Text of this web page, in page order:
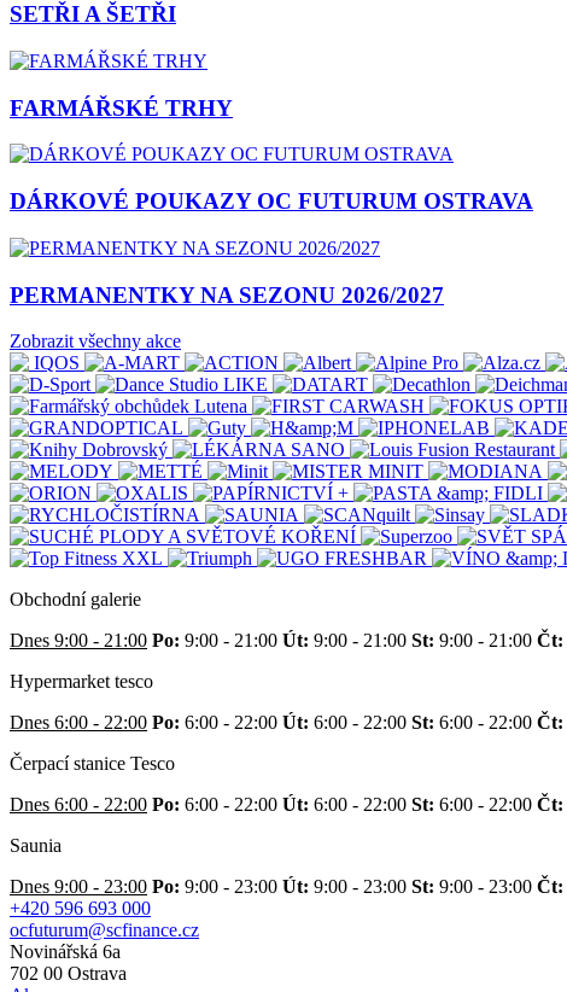
SETŘI A ŠETŘI
FARMÁŘSKÉ TRHY
DÁRKOVÉ POUKAZY OC FUTURUM OSTRAVA
PERMANENTKY NA SEZONU 2026/2027
Zobrazit všechny akce
Obchodní galerie
Dnes 9:00 - 21:00 Po: 9:00 - 21:00 Út: 9:00 - 21:00 St: 9:00 - 21:00 Čt:
Hypermarket tesco
Dnes 6:00 - 22:00 Po: 6:00 - 22:00 Út: 6:00 - 22:00 St: 6:00 - 22:00 Čt:
Čerpací stanice Tesco
Dnes 6:00 - 22:00 Po: 6:00 - 22:00 Út: 6:00 - 22:00 St: 6:00 - 22:00 Čt:
Saunia
Dnes 9:00 - 23:00 Po: 9:00 - 23:00 Út: 9:00 - 23:00 St: 9:00 - 23:00 Čt:
+420 596 693 000
ocfuturum@scfinance.cz
Novinářská 6a
702 00 Ostrava